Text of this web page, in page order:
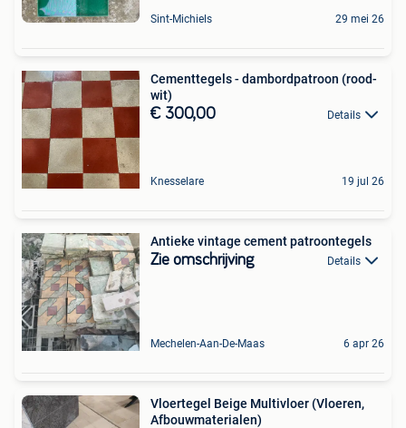
Sint-Michiels 29 mei 26
Cementtegels - dambordpatroon (rood-
wit)
€ 300,00 Details
Knesselare 19 jul 26
Antieke vintage cement patroontegels
Zie omschrijving Details
Mechelen-Aan-De-Maas 6 apr 26
Vloertegel Beige Multivloer (Vloeren,
Afbouwmaterialen)